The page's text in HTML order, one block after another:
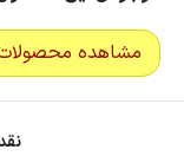
مشاهده